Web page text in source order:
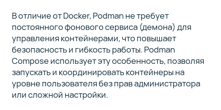
обучения
на курсе
Podman
Полный
В отличие от Docker, Podman не требует
постоянного фонового сервиса (демона) для
управления контейнерами, что повышает
безопасность и гибкость работы. Podman
Compose использует эту особенность, позволяя
запускать и координировать контейнеры на
уровне пользователя без прав администратора
или сложной настройки.